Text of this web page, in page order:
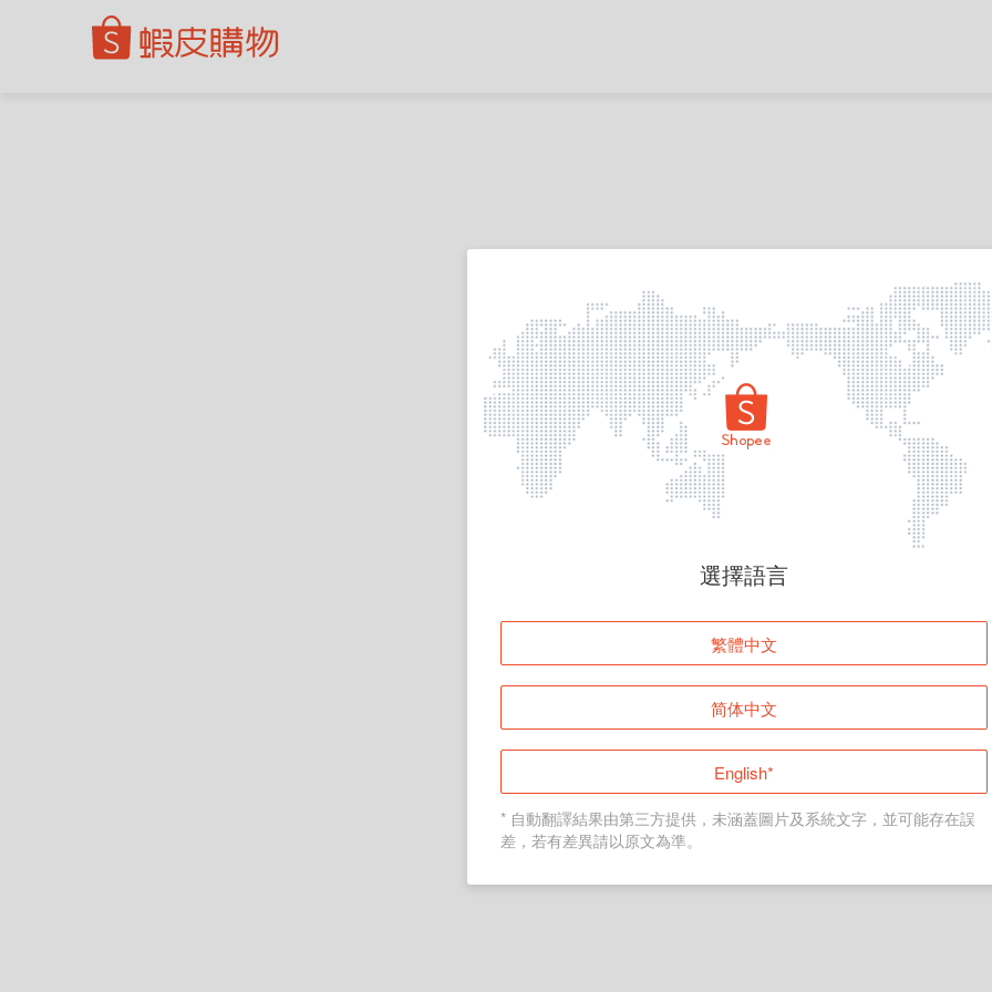
頁面無法顯示
登入
返回首頁
選擇語言
繁體中文
简体中文
English*
* 自動翻譯結果由第三方提供，未涵蓋圖片及系統文字，並可能存在誤
差，若有差異請以原文為準。